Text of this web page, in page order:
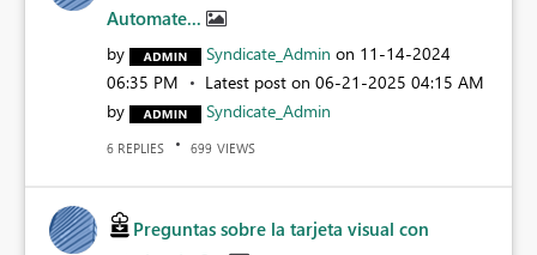
Automate...
by Syndicate_Admin on ‎11-14-2024
06:35 PM
Latest post on ‎06-21-2025 04:15 AM
by
Syndicate_Admin
6 REPLIES 699 VIEWS
Preguntas sobre la tarjeta visual con